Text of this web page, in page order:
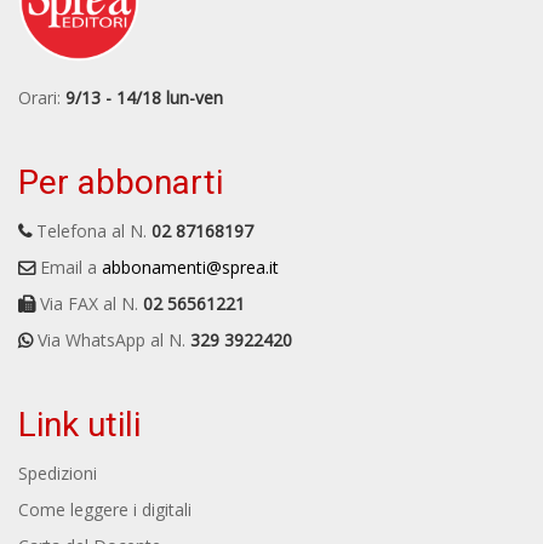
Orari: 9/13 - 14/18 lun-ven
Per abbonarti
Telefona al N. 02 87168197
Email a abbonamenti@sprea.it
Via FAX al N. 02 56561221
Via WhatsApp al N. 329 3922420
Link utili
Spedizioni
Come leggere i digitali